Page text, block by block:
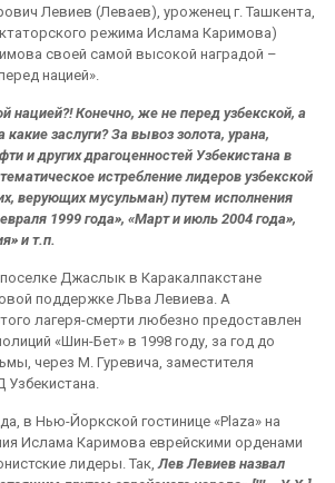
Левиев (Леваев), уроженец г. Ташкента,
режима Ислама Каримова)
своей самой высокой наградой –
нацией».
нацией?! Конечно, же не перед узбекской, а
какие заслуги? За вывоз золота, урана,
и других драгоценностей Узбекистана в
истребление лидеров узбекской
верующих мусульман) путем исполнения
1999 года», «Март и июль 2004 года»,
и т.п.
Джаслык в Каракалпакстане
поддержке Льва Левиева. А
лагеря-смерти любезно предоставлен
«Шин-Бет» в 1998 году, за год до
через М. Гуревича, заместителя
в Нью-Йоркской гостинице «Plaza» на
Ислама Каримова еврейскими орденами
лидеры. Так,Лев Левиев назвал